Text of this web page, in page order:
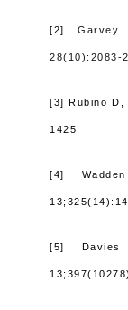
[2] Garvey
28(10):2083-
[3] Rubino
1425.
[4]
[5]